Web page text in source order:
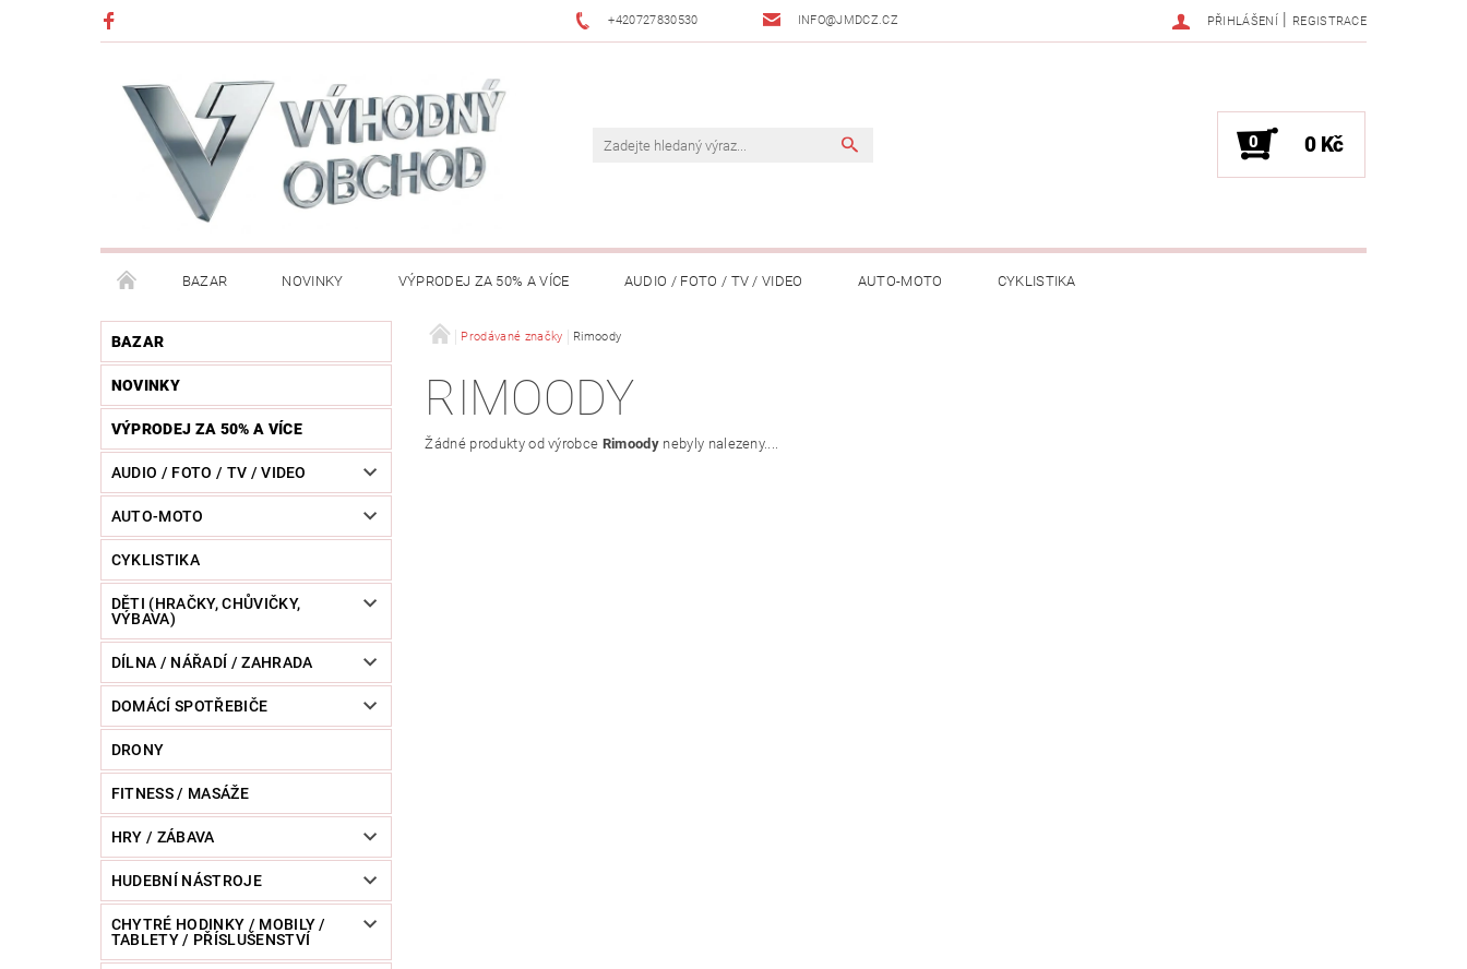
+420727830530 INFO@JMDCZ.CZ PŘIHLÁŠENÍ | REGISTRACE
0 0 Kč
BAZAR NOVINKY VÝPRODEJ ZA 50% A VÍCE AUDIO / FOTO / TV / VIDEO AUTO-MOTO CYKLISTIKA
DĚTI (HRAČKY, CHŮVIČKY, VÝBAVA) DÍLNA / NÁŘADÍ / ZAHRADA
HUDEBNÍ NÁSTROJE CHYTRÉ HODINKY / MOBILY / TABLETY / PŘÍSLUŠENSTVÍ
KOSMETIKA / ŠPERKY KOŽENÝ SVĚT (OPASKY, PENĚŽENKY, ...) OSOBNÍ POMŮCKY
POWERBANKY
ZVÍŘATA / CHOVATELSKÉ POTŘEBY
BAZAR
NOVINKY
VÝPRODEJ ZA 50% A VÍCE
AUDIO / FOTO / TV / VIDEO
AUTO-MOTO
CYKLISTIKA
DĚTI (HRAČKY, CHŮVIČKY,
VÝBAVA)
DÍLNA / NÁŘADÍ / ZAHRADA
DOMÁCÍ SPOTŘEBIČE
DRONY
FITNESS / MASÁŽE
HRY / ZÁBAVA
HUDEBNÍ NÁSTROJE
CHYTRÉ HODINKY / MOBILY /
TABLETY / PŘÍSLUŠENSTVÍ
Prodávané značky Rimoody
RIMOODY
Žádné produkty od výrobce Rimoodynebyly nalezeny....